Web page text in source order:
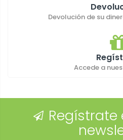
Devolución de su
Accede a
Regístrate